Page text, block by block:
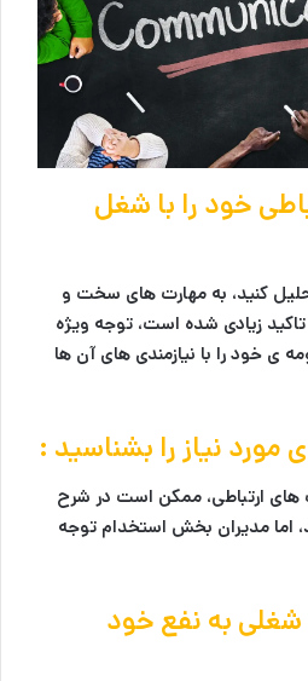
خود را با شغل
کنید، به مهارت های سخت و
زیادی شده است، توجه ویژه
ی خود را با نیازمندی های آن ها
های ارتباطی، ممکن است در شرح
اما مدیران بخش استخدام توجه
شغلی به نفع خود